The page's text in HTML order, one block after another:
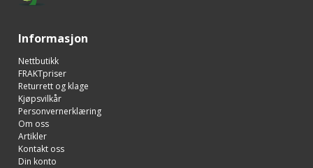
Informasjon
Nettbutikk
FRAKTpriser
Returrett og klage
Kjøpsvilkår
Personvernerklæring
Om oss
Artikler
Kontakt oss
Din konto